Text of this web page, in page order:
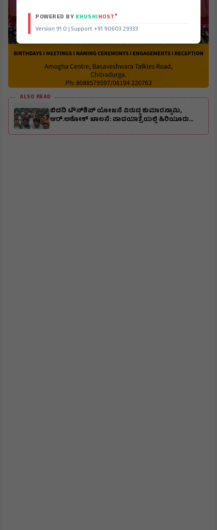
ALSO READ
ಬಿಡದಿ ಟೌನ್‌ಶಿಪ್‌ ಯೋಜನೆ ವಿರುದ್ಧ ಕುಮಾರಸ್ವಾಮಿ,
ಆರ್.ಅಶೋಕ್ ಚಾಲನೆ: ಪಾದಯಾತ್ರೆಯಲ್ಲಿ ಹಿರಿಯೂರು
POWERED BY KHUSHIHOST®
Version 91.0 | Support +91 90603 29333